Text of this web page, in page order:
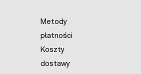
Metody
płatności
Koszty
dostawy